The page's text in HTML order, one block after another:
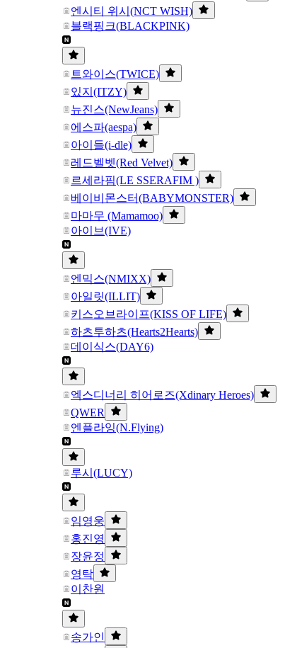
엔시티 위시(NCT WISH)
블랙핑크(BLACKPINK)
트와이스(TWICE)
있지(ITZY)
뉴진스(NewJeans)
에스파(aespa)
아이들(i-dle)
레드벨벳(Red Velvet)
르세라핌(LE SSERAFIM )
베이비몬스터(BABYMONSTER)
마마무 (Mamamoo)
아이브(IVE)
엔믹스(NMIXX)
아일릿(ILLIT)
키스오브라이프(KISS OF LIFE)
하츠투하츠(Hearts2Hearts)
데이식스(DAY6)
엑스디너리 히어로즈(Xdinary Heroes)
QWER
엔플라잉(N.Flying)
루시(LUCY)
임영웅
홍진영
장윤정
영탁
이찬원
송가인